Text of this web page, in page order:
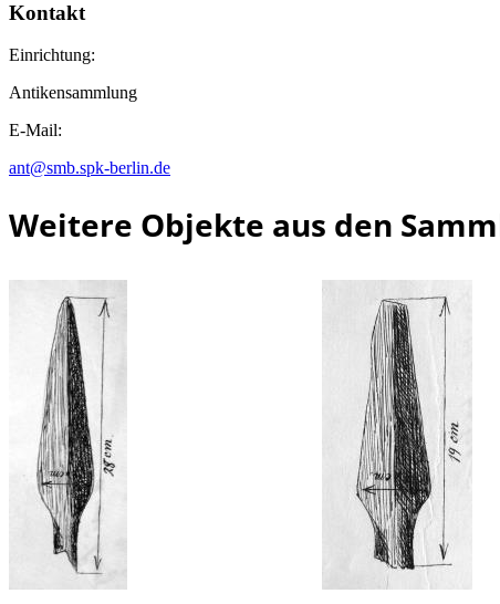
Kontakt
Einrichtung:
Antikensammlung
E-Mail:
ant@smb.spk-berlin.de
Weitere Objekte aus den